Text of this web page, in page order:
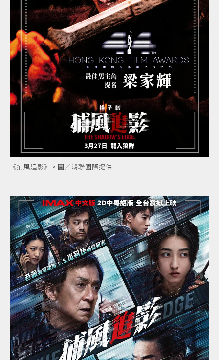
《捕風追影》。圖／鴻聯國際提供